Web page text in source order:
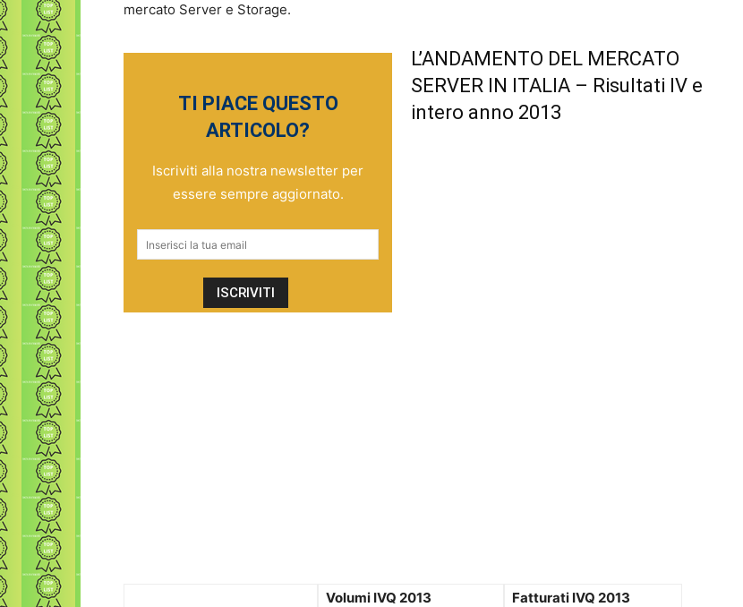
mercato Server e Storage.
TI PIACE QUESTO
ARTICOLO?
Iscriviti alla nostra newsletter per
essere sempre aggiornato.
L’ANDAMENTO DEL MERCATO
SERVER IN ITALIA – Risultati IV e
intero anno 2013
Volumi IVQ 2013 Fatturati IVQ 2013